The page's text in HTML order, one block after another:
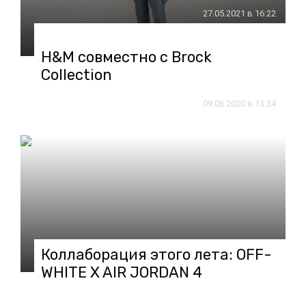
27.05.2021 в 16:22
H&M совместно с Brock
Collection
09.06.2020 в 13:34
Коллаборация этого лета: OFF-
WHITE X AIR JORDAN 4